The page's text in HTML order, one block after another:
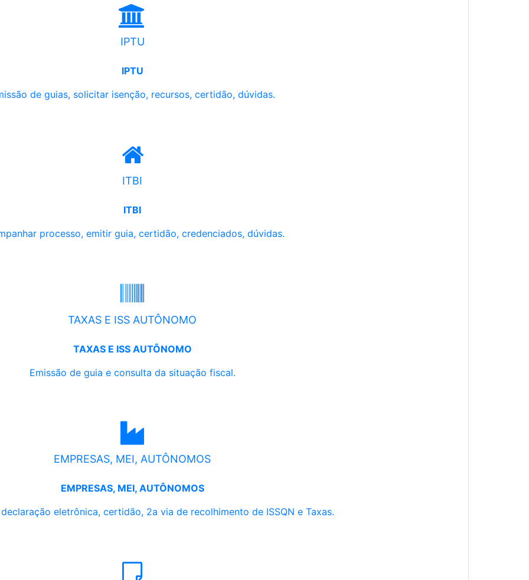
IPTU
IPTU
de guias, solicitar isenção, recursos, certidão, dúvidas.
ITBI
ITBI
processo, emitir guia, certidão, credenciados, dúvidas.
TAXAS E ISS AUTÔNOMO
TAXAS E ISS AUTÔNOMO
Emissão de guia e consulta da situação fiscal.
EMPRESAS, MEI, AUTÔNOMOS
EMPRESAS, MEI, AUTÔNOMOS
eletrônica, certidão, 2a via de recolhimento de ISSQN e Taxas.